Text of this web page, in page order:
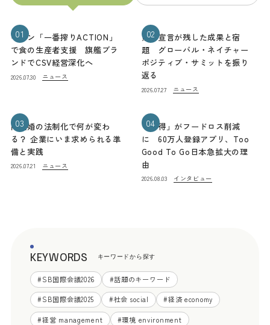
01
キリン「一番搾りACTION」
で食の生産者支援 旗艦ブラ
ンドでCSV経営深化へ
2026.07.30 ニュース
02
熊本宣言が残した成果と宿
題 グローバル・ネイチャー
ポジティブ・サミットを振り
返る
2026.07.27 ニュース
03
同性婚の法制化で何が変わ
る？ 企業にいま求められる準
備と実践
2026.07.21 ニュース
04
「お得」がフードロス削減
に 60万人登録アプリ、Too
Good To Go日本急拡大の理
由
2026.08.03 インタビュー
KEYWORDS キーワードから探す
#SB国際会議2026 #話題のキーワード
#SB国際会議2025 #社会 social #経済 economy
#経営 management #環境 environment